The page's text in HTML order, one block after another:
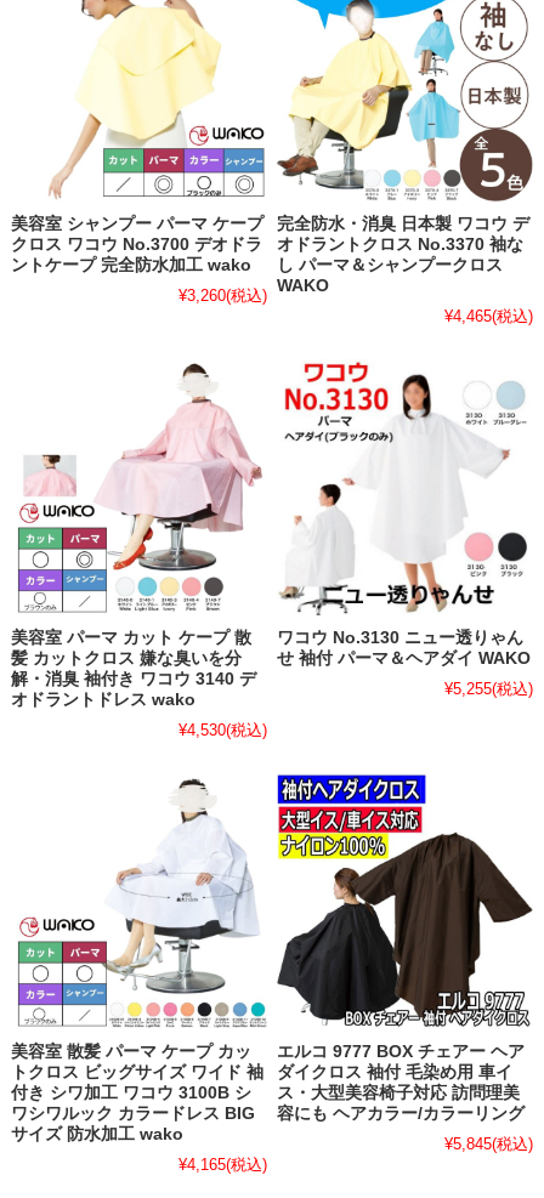
美容室 シャンプー パーマ ケープ
クロス ワコウ No.3700 デオドラ
ントケープ 完全防水加工 wako
¥3,260(税込)
完全防水・消臭 日本製 ワコウ デ
オドラントクロス No.3370 袖な
し パーマ＆シャンプークロス
WAKO
¥4,465(税込)
美容室 パーマ カット ケープ 散
髪 カットクロス 嫌な臭いを分
解・消臭 袖付き ワコウ 3140 デ
オドラントドレス wako
¥4,530(税込)
ワコウ No.3130 ニュー透りゃん
せ 袖付 パーマ＆ヘアダイ WAKO
¥5,255(税込)
美容室 散髪 パーマ ケープ カッ
トクロス ビッグサイズ ワイド 袖
付き シワ加工 ワコウ 3100B シ
ワシワルック カラードレス BIG
サイズ 防水加工 wako
¥4,165(税込)
エルコ 9777 BOX チェアー ヘア
ダイクロス 袖付 毛染め用 車イ
ス・大型美容椅子対応 訪問理美
容にも ヘアカラー/カラーリング
¥5,845(税込)